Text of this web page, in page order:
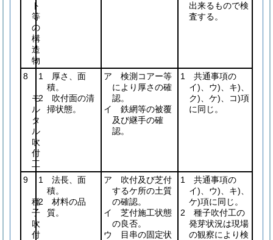
ト
等
の
構
造
物
出来るもので検
査する。
8
モ
ル
タ
ル
吹
付
工
1 厚さ、面
積。
2 吹付面の清
掃状態。
ア 検測コアー等
により厚さの確
認。
イ 鉄網等の被覆
及び継手の確
認。
1 共通事項の
イ)、ウ)、キ)、
ク)、ケ)、コ)項
に同じ。
9
種
子
吹
付
1 法長、面
積。
2 材料の品
質。
ア 吹付及び芝付
するケ所の土質
の確認。
イ 芝付施工状態
の良否。
ウ 目串の固定状
1 共通事項の
イ)、ウ)、キ)、
ケ)項に同じ。
2 種子吹付工の
発芽状況は現場
の観察により検